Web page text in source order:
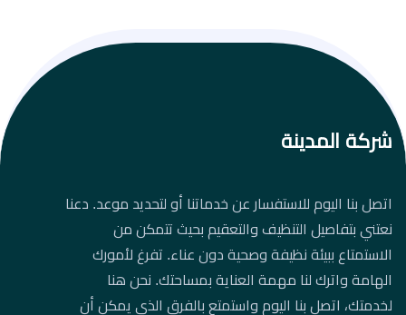
شركة المدينة
اتصل بنا اليوم للاستفسار عن خدماتنا أو لتحديد موعد. دعنا
نعتني بتفاصيل التنظيف والتعقيم بحيث تتمكن من
الاستمتاع ببيئة نظيفة وصحية دون عناء. تفرغ لأمورك
الهامة واترك لنا مهمة العناية بمساحتك. نحن هنا
لخدمتك، اتصل بنا اليوم واستمتع بالفرق الذي يمكن أن